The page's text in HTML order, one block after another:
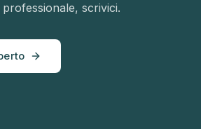
scrivici.